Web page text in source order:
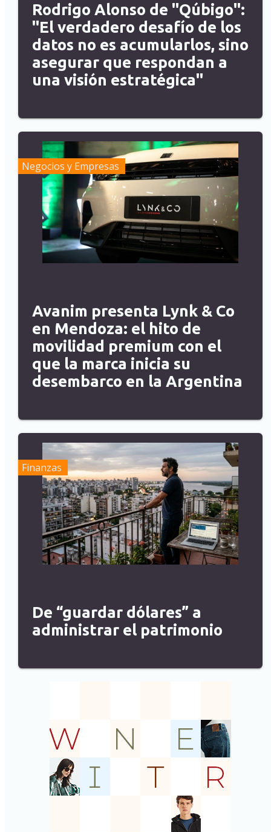
Rodrigo Alonso de "Qúbigo":
"El verdadero desafío de los
datos no es acumularlos, sino
asegurar que respondan a
una visión estratégica"
Negocios y Empresas
Avanim presenta Lynk & Co
en Mendoza: el hito de
movilidad premium con el
que la marca inicia su
desembarco en la Argentina
Finanzas
De “guardar dólares” a
administrar el patrimonio